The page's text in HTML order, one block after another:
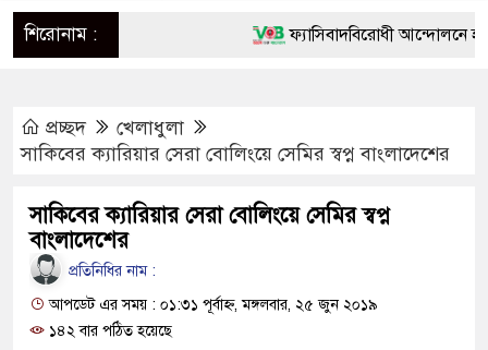
শিরোনাম : ফ্যাসিবাদবিরোধী আন্দোলনে
উদ্ধার
প্রধানমন্ত্রী
প্রচ্ছদ
খেলাধুলা
সাকিবের ক্যারিয়ার সেরা বোলিংয়ে সেমির স্বপ্ন বাংলাদেশের
সাকিবের ক্যারিয়ার সেরা বোলিংয়ে সেমির স্বপ্ন
বাংলাদেশের
প্রতিনিধির নাম :
আপডেট এর সময় : ০১:৩১ পূর্বাহ্ন, মঙ্গলবার, ২৫ জুন ২০১৯
১৪২ বার পঠিত হয়েছে